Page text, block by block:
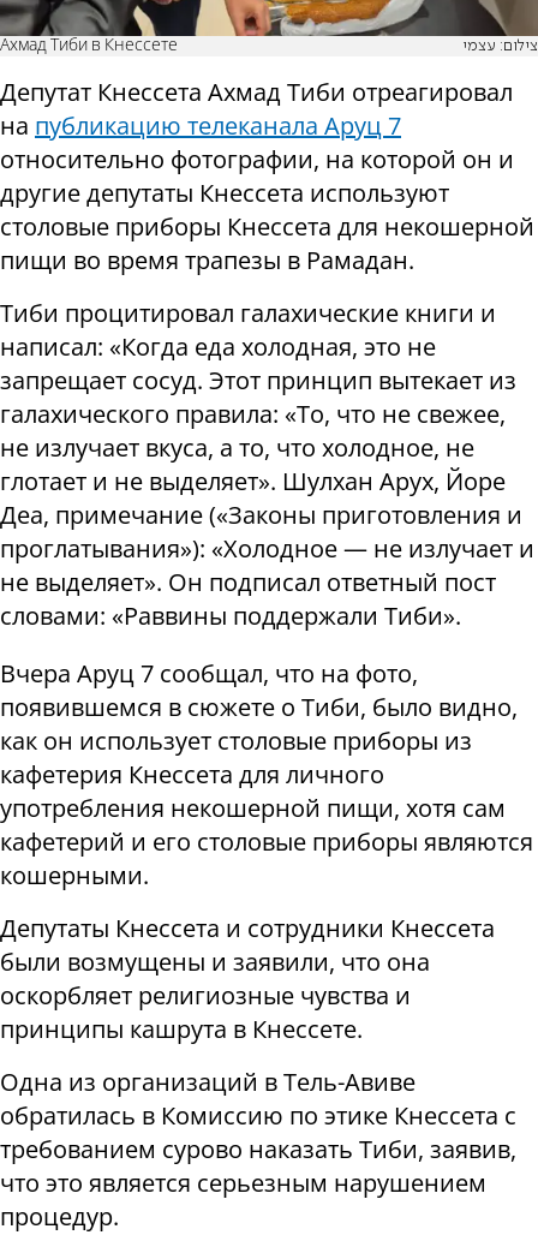
Ахмад Тиби в Кнессете צילום: עצמי
Депутат Кнессета Ахмад Тиби отреагировал
на публикацию телеканала Аруц 7
относительно фотографии, на которой он и
другие депутаты Кнессета используют
столовые приборы Кнессета для некошерной
пищи во время трапезы в Рамадан.
Тиби процитировал галахические книги и
написал: «Когда еда холодная, это не
запрещает сосуд. Этот принцип вытекает из
галахического правила: «То, что не свежее,
не излучает вкуса, а то, что холодное, не
глотает и не выделяет». Шулхан Арух, Йоре
Деа, примечание («Законы приготовления и
проглатывания»): «Холодное — не излучает и
не выделяет». Он подписал ответный пост
словами: «Раввины поддержали Тиби».
Вчера Аруц 7 сообщал, что на фото,
появившемся в сюжете о Тиби, было видно,
как он использует столовые приборы из
кафетерия Кнессета для личного
употребления некошерной пищи, хотя сам
кафетерий и его столовые приборы являются
кошерными.
Депутаты Кнессета и сотрудники Кнессета
были возмущены и заявили, что она
оскорбляет религиозные чувства и
принципы кашрута в Кнессете.
Одна из организаций в Тель-Авиве
обратилась в Комиссию по этике Кнессета с
требованием сурово наказать Тиби, заявив,
что это является серьезным нарушением
процедур.